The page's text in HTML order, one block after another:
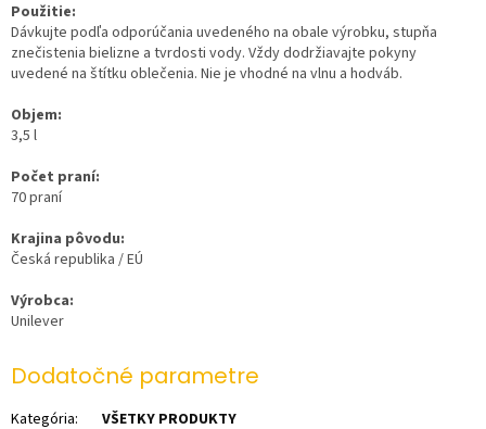
Použitie:
Dávkujte podľa odporúčania uvedeného na obale výrobku, stupňa
znečistenia bielizne a tvrdosti vody. Vždy dodržiavajte pokyny
uvedené na štítku oblečenia. Nie je vhodné na vlnu a hodváb.
Objem:
3,5 l
Počet praní:
70 praní
Krajina pôvodu:
Česká republika / EÚ
Výrobca:
Unilever
Dodatočné parametre
Kategória: VŠETKY PRODUKTY